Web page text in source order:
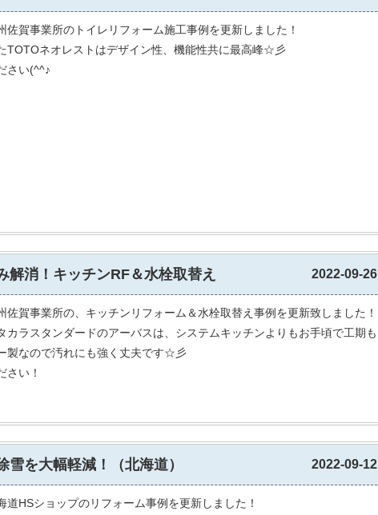
佐賀事業所のトイレリフォーム施工事例を更新しました！
TOTOネオレストはデザイン性、機能性共に最高峰☆彡
さい(^^♪
解消！キッチンRF＆水栓取替え 2022-09-26
佐賀事業所の、キッチンリフォーム＆水栓取替え事例を更新致しました！
カラスタンダードのアーバスは、システムキッチンよりもお手頃で工期も
製なので汚れにも強く丈夫です☆彡
さい！
を大幅軽減！（北海道） 2022-09-12
道HSショップのリフォーム事例を更新しました！